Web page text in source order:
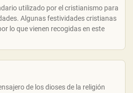
utilizado por el cristianismo para
Algunas festividades cristianas
lo que vienen recogidas en este
de los dioses de la religión